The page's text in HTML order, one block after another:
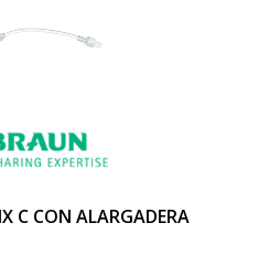
C CON ALARGADERA